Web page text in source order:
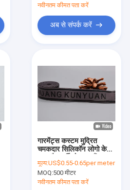
नवीनतम कीमत पता करें
अब से संपर्क करें
गारमेंट्स कस्टम मुद्रित
चमकदार सिलिकॉन लोगो के
उपयोग करें
मूल्य:US$0.55-0.65per meter
MOQ:500 मीटर
नवीनतम कीमत पता करें